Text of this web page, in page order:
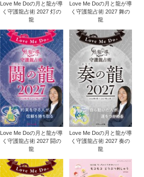
Love Me Doの月と龍が導
く守護龍占術 2027 灯の
龍
Love Me Doの月と龍が導
く守護龍占術 2027 舞の
龍
Love Me Doの月と龍が導
く守護龍占術 2027 闘の
龍
Love Me Doの月と龍が導
く守護龍占術 2027 奏の
龍